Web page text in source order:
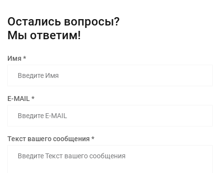
Остались вопросы?
Мы ответим!
Имя *
E-MAIL *
Текст вашего сообщения *